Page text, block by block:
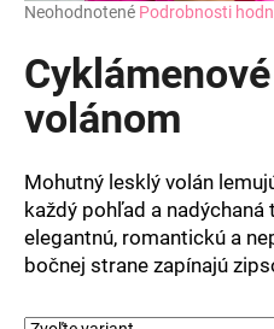
Priemerné
produktu
je
z
hviezdičiek.
Neohodnotené Podrobnosti
volánom
Mohutný lesklý volán
každý pohľad a nadýchaná
elegantnú, romantickú a
bočnej strane zapínajú